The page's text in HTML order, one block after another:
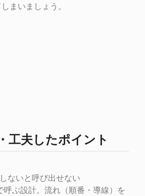
まいましょう。
工夫したポイント
ないと呼び出せない
呼ぶ設計。流れ（順番・導線）を